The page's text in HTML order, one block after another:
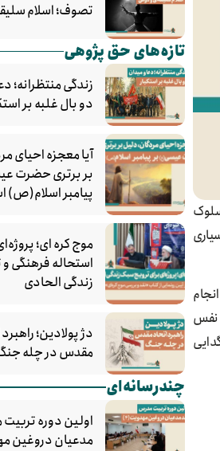
نفس
تصوف؛ اسلام
تازه‌های حق پژوهی
زندگی منتظرانه؛
دو بال غلبه بر
آیا معجزه احیای
بر برتری حضرت
پیامبر اسلام(ص)
موج کره‌ ای؛
استحاله فرهنگی
زندگی الحادی
دژ پولادین؛
مقدس در چله
چندرسانه‌ای
اولین دوره
مدعیان دروغین